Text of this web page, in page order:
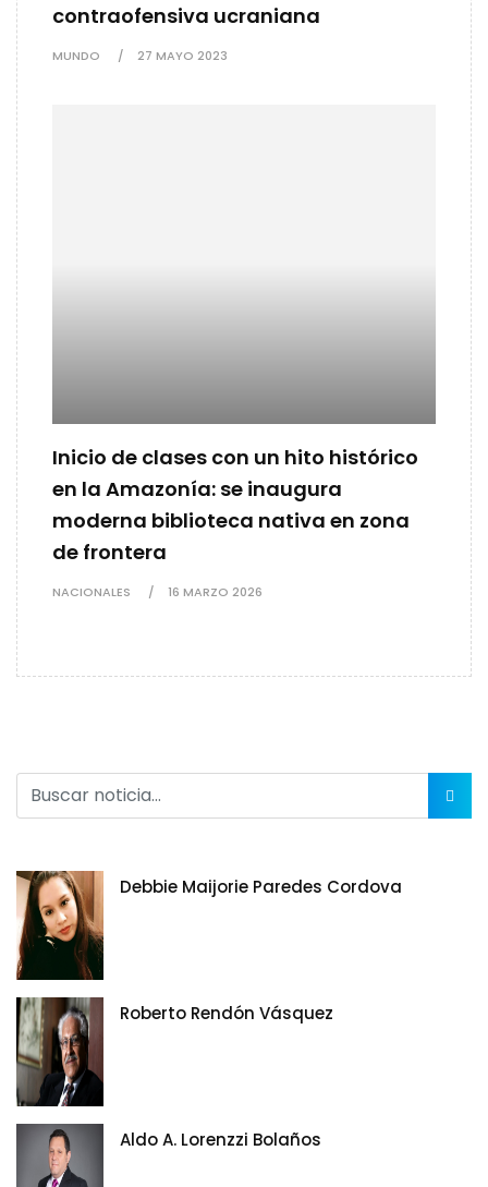
contraofensiva ucraniana
MUNDO 27 MAYO 2023
Inicio de clases con un hito histórico
en la Amazonía: se inaugura
moderna biblioteca nativa en zona
de frontera
NACIONALES 16 MARZO 2026
Debbie Maijorie Paredes Cordova
Roberto Rendón Vásquez
Aldo A. Lorenzzi Bolaños